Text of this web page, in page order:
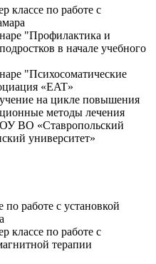
классе по работе с
"Профилактика и
в начале учебного
"Психосоматические
«EAT»
на цикле повышения
методы лечения
ВО «Ставропольский
университет»
по работе с установкой
классе по работе с
терапии